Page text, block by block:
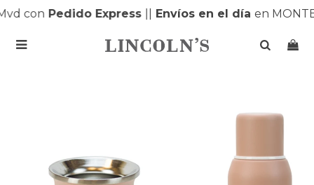
conPedido Express| Envíos en el díaen
